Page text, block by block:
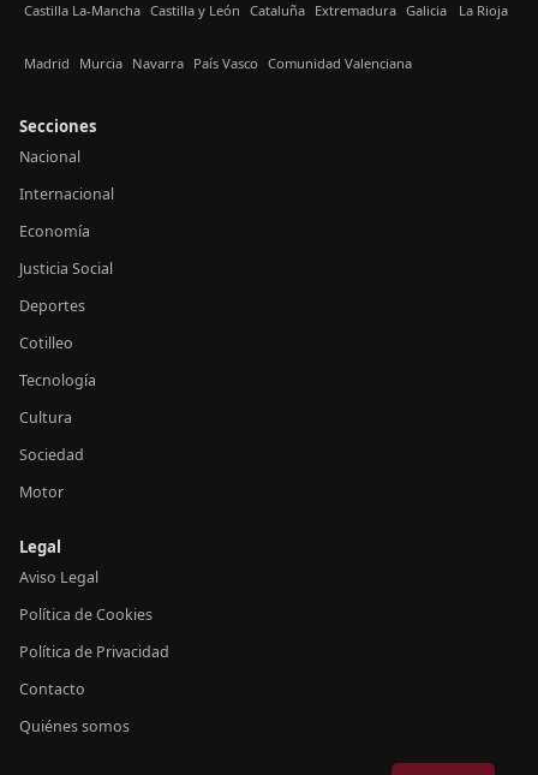
Castilla La-Mancha Castilla y León Cataluña Extremadura Galicia La Rioja
Madrid Murcia Navarra País Vasco Comunidad Valenciana
Secciones
Nacional
Internacional
Economía
Justicia Social
Deportes
Cotilleo
Tecnología
Cultura
Sociedad
Motor
Legal
Aviso Legal
Política de Cookies
Política de Privacidad
Contacto
Quiénes somos